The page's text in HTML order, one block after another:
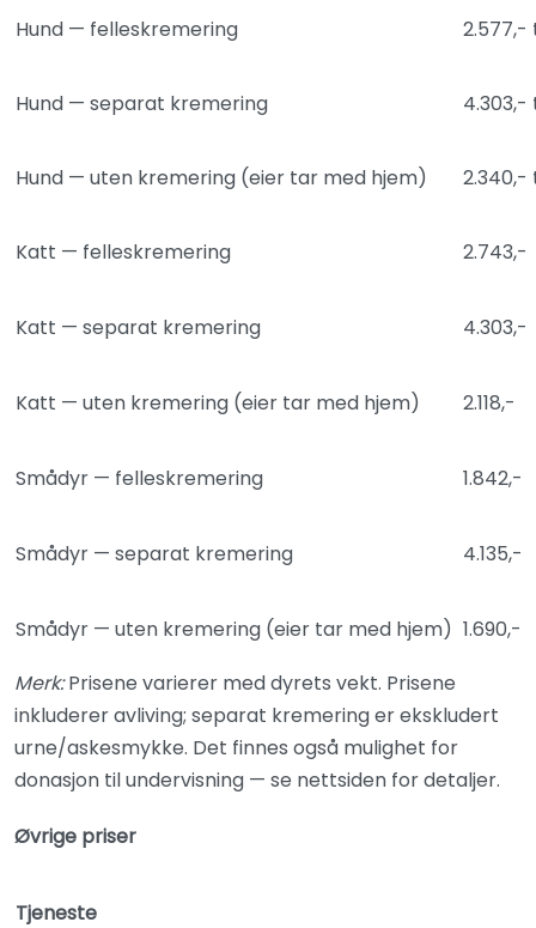
Hund — felleskremering 2.577,-
Hund — separat kremering 4.303,-
Hund — uten kremering (eier tar med hjem) 2.340,-
Katt — felleskremering 2.743,-
Katt — separat kremering 4.303,-
Katt — uten kremering (eier tar med hjem) 2.118,-
Smådyr — felleskremering 1.842,-
Smådyr — separat kremering 4.135,-
Smådyr — uten kremering (eier tar med hjem) 1.690,-
Merk:Prisene varierer med dyrets vekt. Prisene
inkluderer avliving; separat kremering er ekskludert
urne/askesmykke. Det finnes også mulighet for
donasjon til undervisning — se nettsiden for detaljer.
Øvrige priser
Tjeneste